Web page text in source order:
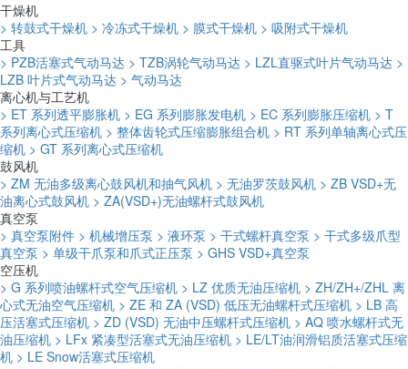
干燥机
> 转鼓式干燥机 > 冷冻式干燥机 > 膜式干燥机 > 吸附式干燥机
工具
> PZB活塞式气动马达 > TZB涡轮气动马达 > LZL直驱式叶片气动马达 >
LZB 叶片式气动马达 > 气动马达
离心机与工艺机
> ET 系列透平膨胀机 > EG 系列膨胀发电机 > EC 系列膨胀压缩机 > T
系列离心式压缩机 > 整体齿轮式压缩膨胀组合机 > RT 系列单轴离心式压
缩机 > GT 系列离心式压缩机
鼓风机
> ZM 无油多级离心鼓风机和抽气风机 > 无油罗茨鼓风机 > ZB VSD+无
油离心式鼓风机 > ZA(VSD+)无油螺杆式鼓风机
真空泵
> 真空泵附件 > 机械增压泵 > 液环泵 > 干式螺杆真空泵 > 干式多级爪型
真空泵 > 单级干爪泵和爪式正压泵 > GHS VSD+真空泵
空压机
> G 系列喷油螺杆式空气压缩机 > LZ 优质无油压缩机 > ZH/ZH+/ZHL 离
心式无油空气压缩机 > ZE 和 ZA (VSD) 低压无油螺杆式压缩机 > LB 高
压活塞式压缩机 > ZD (VSD) 无油中压螺杆式压缩机 > AQ 喷水螺杆式无
油压缩机 > LFx 紧凑型活塞式无油压缩机 > LE/LT油润滑铝质活塞式压缩
机 > LE Snow活塞式压缩机